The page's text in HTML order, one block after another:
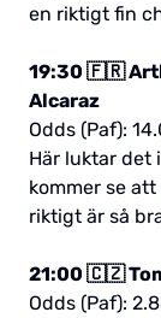
en riktigt fin
19:30 🇫🇷
Alcaraz
Odds (Paf):
Här luktar det
kommer se
riktigt är så
21:00 🇨🇿
Odds (Paf):